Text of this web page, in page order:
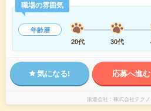
職場の雰囲気
年齢層
20代
30代
気になる! 応募へ進む
派遣会社 株式会社テク